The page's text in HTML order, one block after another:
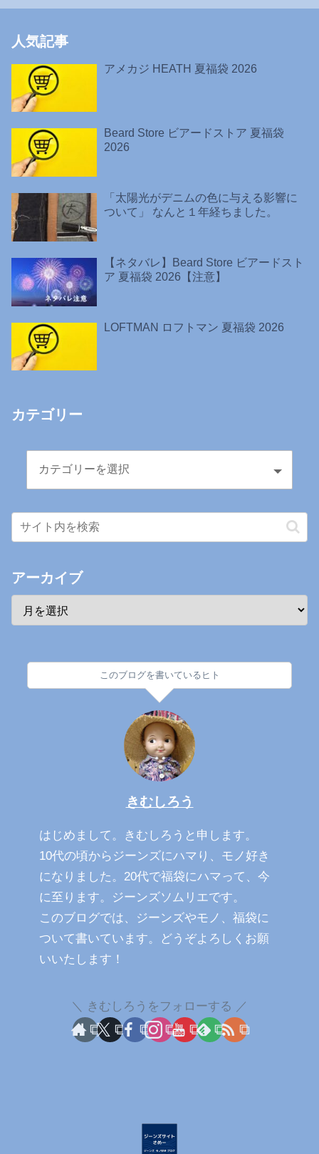
人気記事
アメカジ HEATH 夏福袋 2026
Beard Store ビアードストア 夏福袋
2026
「太陽光がデニムの色に与える影響に
ついて」 なんと１年経ちました。
【ネタバレ】Beard Store ビアードスト
ア 夏福袋 2026【注意】
LOFTMAN ロフトマン 夏福袋 2026
カテゴリー
アーカイブ
このブログを書いているヒト
きむしろう
はじめまして。きむしろうと申します。
10代の頃からジーンズにハマり、モノ好き
になりました。20代で福袋にハマって、今
に至ります。ジーンズソムリエです。
このブログでは、ジーンズやモノ、福袋に
ついて書いています。どうぞよろしくお願
いいたします！
きむしろうをフォローする